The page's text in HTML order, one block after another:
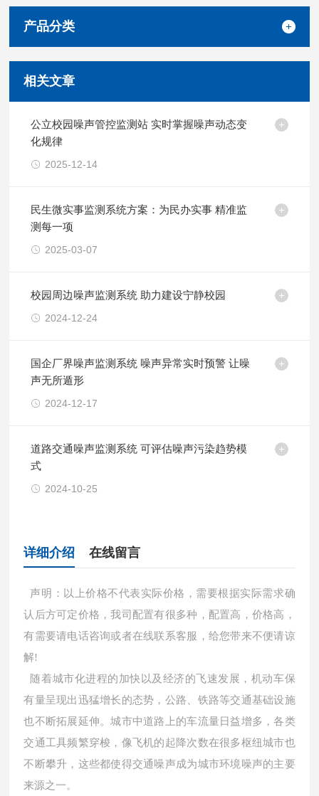
产品分类
相关文章
公立校园噪声管控监测站 实时掌握噪声动态变
化规律
2025-12-14
民生微实事监测系统方案：为民办实事 精准监
测每一项
2025-03-07
校园周边噪声监测系统 助力建设宁静校园
2024-12-24
国企厂界噪声监测系统 噪声异常实时预警 让噪
声无所遁形
2024-12-17
​道路交通噪声监测系统 可评估噪声污染趋势模
式
2024-10-25
详细介绍 在线留言
声明：以上价格不代表实际价格，需要根据实际需求确
认后方可定价格，我司配置有很多种，配置高，价格高，
有需要请电话咨询或者在线联系客服，给您带来不便请谅
解!
随着城市化进程的加快以及经济的飞速发展，机动车保
有量呈现出迅猛增长的态势，公路、铁路等交通基础设施
也不断拓展延伸。城市中道路上的车流量日益增多，各类
交通工具频繁穿梭，像飞机的起降次数在很多枢纽城市也
不断攀升，这些都使得交通噪声成为城市环境噪声的主要
来源之一。